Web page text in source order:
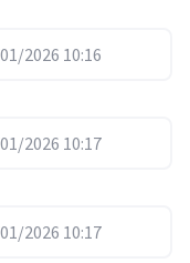
2026 10:16
2026 10:17
2026 10:17